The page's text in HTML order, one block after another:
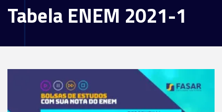
Tabela ENEM 2021-1